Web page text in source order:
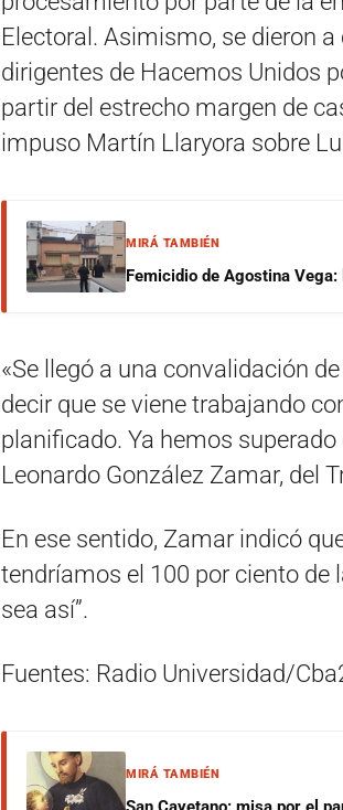
Electoral. Asimismo, se dieron
dirigentes de Hacemos Unidos
partir del estrecho margen de
impuso Martín Llaryora sobre
MIRÁ TAMBIÉN
Femicidio de Agostina
«Se llegó a una convalidación
decir que se viene trabajando
planificado. Ya hemos
Leonardo González Zamar, del
En ese sentido, Zamar indicó
tendríamos el 100 por ciento de
sea así”.
Fuentes: Radio Universidad/
MIRÁ TAMBIÉN